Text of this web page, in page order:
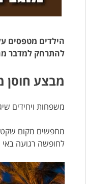
הילדים מטפסים
להתרחק למדבר
מבצע חוסן
משפחות ויחידים שיגיעו במהלך
מחפשים מקום שקט
לחופשה רגועה